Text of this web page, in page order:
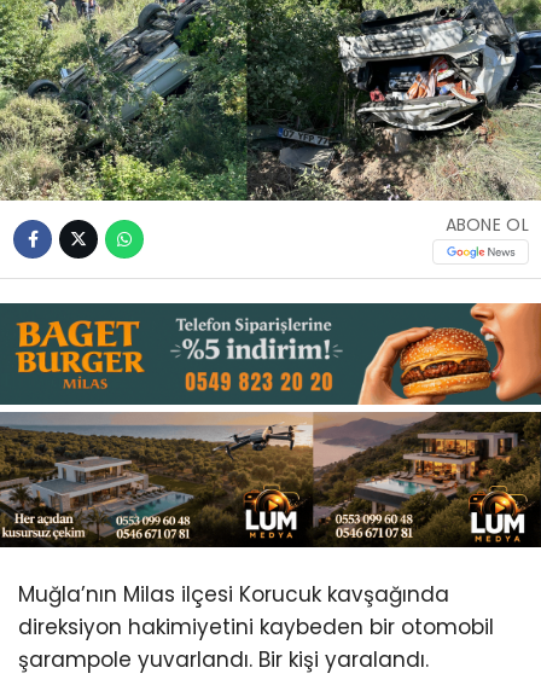
WhatsApp
İhbar Hattı
Facebook
Instagram
Youtube
ABONE OL
Muğla’nın Milas ilçesi Korucuk kavşağında
direksiyon hakimiyetini kaybeden bir otomobil
şarampole yuvarlandı. Bir kişi yaralandı.